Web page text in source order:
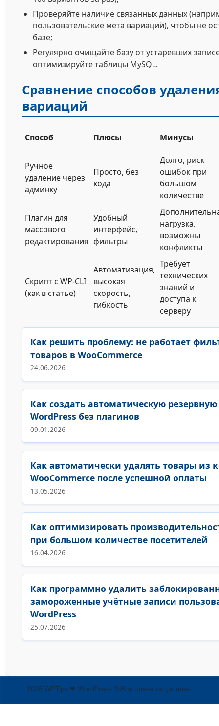
Проверяйте наличие связанных данных
пользовательские мета вариаций), чтобы не
базе;
Регулярно очищайте базу от устаревших
оптимизируйте таблицы MySQL.
Сравнение способов
вариаций
Способ Плюсы Минусы
Ручное
удаление через
админку
Просто, без
кода
Долго, риск
ошибок при
большом
количестве
Плагин для
массового
редактирования
Удобный
интерфейс,
фильтры
нагрузка,
возможны
конфликты
Скрипт с WP-CLI
(как в статье)
Автоматизация,
высокая
скорость,
гибкость
Требует
технических
знаний и
доступа к
серверу
Как решить проблему: не работает
товаров в WooCommerce
24.06.2026
Как создать автоматическую
WordPress без плагинов
09.01.2026
Как автоматически удалять товары из
WooCommerce после успешной оплаты
13.05.2026
Как оптимизировать
при большом количестве посетителей
16.04.2026
Как программно удалить
замороженные учётные записи
WordPress
25.07.2026
2026 WPTips ❤ WordPress © Все права защищены.